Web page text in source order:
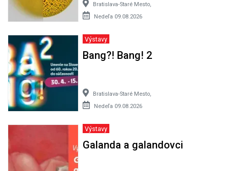
Bratislava-Staré Mesto,
Nedeľa 09.08.2026
Výstavy
Bang?! Bang! 2
Bratislava-Staré Mesto,
Nedeľa 09.08.2026
Výstavy
Galanda a galandovci